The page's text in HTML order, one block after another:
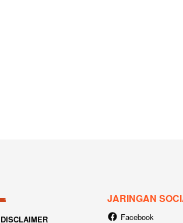
DISCLAIMER
JARINGAN
Facebook